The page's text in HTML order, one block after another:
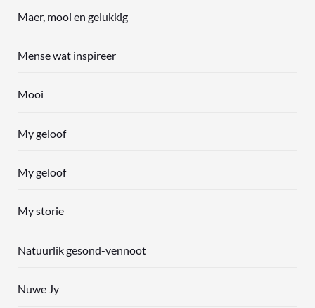
Maer, mooi en gelukkig
Mense wat inspireer
Mooi
My geloof
My geloof
My storie
Natuurlik gesond-vennoot
Nuwe Jy